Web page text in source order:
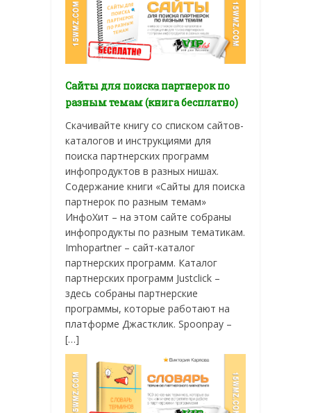
Сайты для поиска партнерок по
разным темам (книга бесплатно)
Скачивайте книгу со списком сайтов-
каталогов и инструкциями для
поиска партнерских программ
инфопродуктов в разных нишах.
Содержание книги «Сайты для поиска
партнерок по разным темам»
ИнфоХит – на этом сайте собраны
инфопродукты по разным тематикам.
Imhopartner – сайт-каталог
партнерских программ. Каталог
партнерских программ Justclick –
здесь собраны партнерские
программы, которые работают на
платформе Джастклик. Spoonpay –
[…]